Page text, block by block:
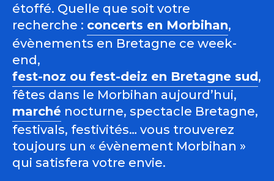
étoffé. Quelle que soit votre
recherche : concerts en Morbihan,
évènements en Bretagne ce week-
end,
fest-noz ou fest-deiz en Bretagne sud,
fêtes dans le Morbihan aujourd’hui,
marché nocturne, spectacle Bretagne,
festivals, festivités… vous trouverez
toujours un « évènement Morbihan »
qui satisfera votre envie.